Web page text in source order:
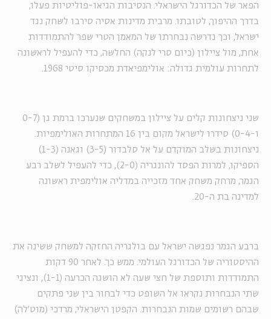
הפאר של הכדורגל הישראלי. הנסיבות הגיאו-פוליטיות פעלו,
בדרך ההיפוך, לטובתו. מרבית מדינות אסיה סירבו לשחק נגד
ישראל, וכך נדרשה נבחרתו של המאמן הטרי שפר להתמודדות
אחת, מול ציילון (כיום סרי לנקה) החלשה, כדי להעפיל לראשונה
לתחרות עולמית גדולה: אולימפיאדת מכסיקו סיטי 1968.
שני ניצחונות קלים על ציילון במשחקים שנערכו ברמת גן (0-7
ו-0-4) סידרו לישראל מקום בין 16 המתחרות האולימפיות.
ניצחונות בשלב המוקדם על אל סלבדור (3-5) וגאנה (1-3)
הספיקו, למרות הפסד להונגריה (2-0), כדי להעפיל לשלב רבע
הגמר, מרחק משחק אחד מזכייה במדליה אולימפית ראשונה
למדינה בת ה-20.
ברבע הגמר נפגשה ישראל עם בולגריה החזקה למשחק ששינה את
ההיסטוריה של הכדורגל העולמי. ממש כך. לאחר 90 דקות
התמודדות ותוספת של חצי שעה לא הושגה הכרעה (1-1), ונציגי
שתי הנבחרות נקראו אל השופט כדי לבחור בין שני פתקים
שבהם רשומים שמות הנבחרות. הקפטן הישראלי, מרדכי (מוט'לה)